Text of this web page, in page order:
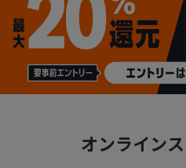
オンライン